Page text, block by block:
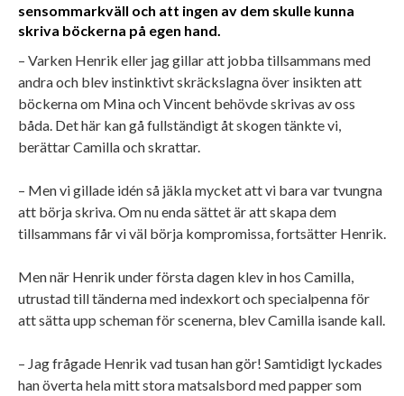
sensommarkväll och att ingen av dem skulle kunna
skriva böckerna på egen hand.
– Varken Henrik eller jag gillar att jobba tillsammans med
andra och blev instinktivt skräckslagna över insikten att
böckerna om Mina och Vincent behövde skrivas av oss
båda. Det här kan gå fullständigt åt skogen tänkte vi,
berättar Camilla och skrattar.
– Men vi gillade idén så jäkla mycket att vi bara var tvungna
att börja skriva. Om nu enda sättet är att skapa dem
tillsammans får vi väl börja kompromissa, fortsätter Henrik.
Men när Henrik under första dagen klev in hos Camilla,
utrustad till tänderna med indexkort och specialpenna för
att sätta upp scheman för scenerna, blev Camilla isande kall.
– Jag frågade Henrik vad tusan han gör! Samtidigt lyckades
han överta hela mitt stora matsalsbord med papper som